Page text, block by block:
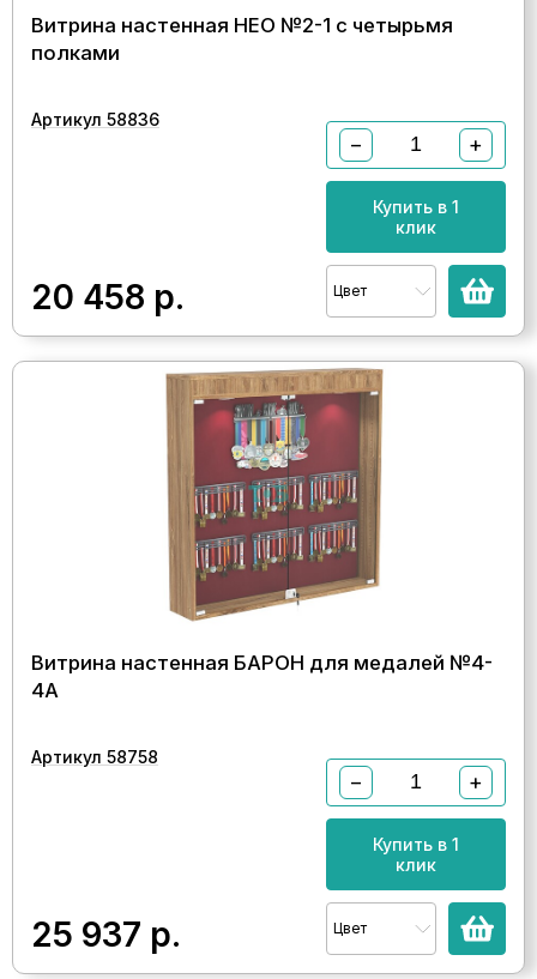
Витрина настенная НЕО №2-1 с четырьмя
полками
Артикул 58836
20 458 р.
− +
Купить в 1
клик
Цвет
Витрина настенная БАРОН для медалей №4-
4А
Артикул 58758
25 937 р.
− +
Купить в 1
клик
Цвет